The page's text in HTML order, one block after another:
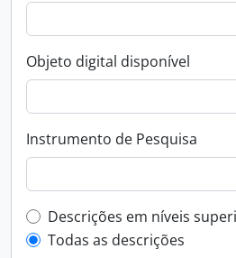
Objeto digital disponível
Instrumento de Pesquisa
Filtro de descrição de
Descrições em níveis
Todas as descrições